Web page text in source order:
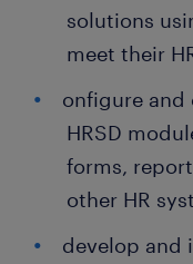
solutions
meet their
onfigure and
HRSD
forms,
other HR
develop and